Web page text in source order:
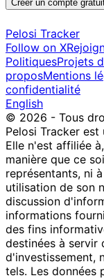
Créer un compte
Pelosi Tracker
Follow on X
PolitiquesProjets
proposMentions
confidentialité
English
© 2026 - Tous
Pelosi Tracker
Elle n'est affiliée
manière que ce
représentants, ni
utilisation de son
discussion
informations
des fins
destinées à servir
d'investissement,
tels. Les données